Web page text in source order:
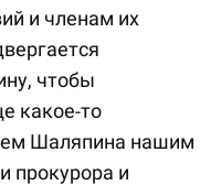
и членам их
чтобы
какое-то
Шаляпина нашим
прокурора и